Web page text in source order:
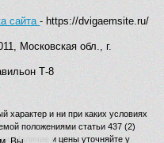
сайта- https://dvigaemsite.ru/
Московская обл., г.
Т-8
характер и ни при каких условиях
положениями статьи 437 (2)
Наличие и цены уточняйте у